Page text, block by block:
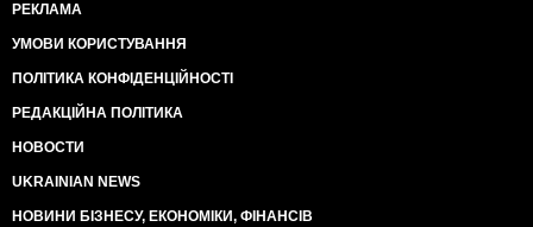
РЕКЛАМА
УМОВИ КОРИСТУВАННЯ
ПОЛІТИКА КОНФІДЕНЦІЙНОСТІ
РЕДАКЦІЙНА ПОЛІТИКА
НОВОСТИ
UKRAINIAN NEWS
НОВИНИ БІЗНЕСУ, ЕКОНОМІКИ, ФІНАНСІВ